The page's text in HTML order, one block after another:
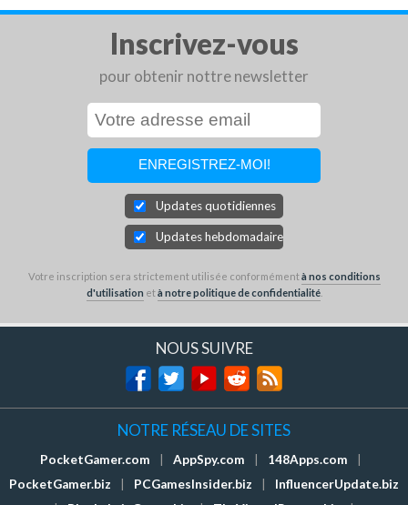
Inscrivez-vous
pour obtenir nottre newsletter
Updates quotidiennes
Updates hebdomadaires
Votre inscription sera strictement utilisée conformémentà nos conditions
d'utilisation età notre politique de confidentialité.
NOUS SUIVRE
NOTRE RÉSEAU DE SITES
PocketGamer.com AppSpy.com 148Apps.com
PocketGamer.biz
PCGamesInsider.biz
InfluencerUpdate.biz